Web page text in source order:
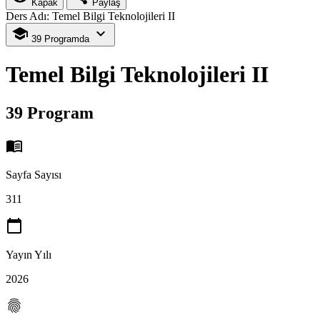
Kapak Paylaş
Ders Adı: Temel Bilgi Teknolojileri II
school 39 Programda expand_more
Temel Bilgi Teknolojileri II
39 Program
menu_book
Sayfa Sayısı
311
calendar_today
Yayın Yılı
2026
fingerprint